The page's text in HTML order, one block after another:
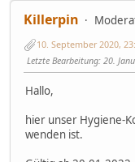
Killerpin
10. September 2020,
Letzte Bearbeitung: 20.
Hallo,
hier unser Hygiene-
wenden ist.